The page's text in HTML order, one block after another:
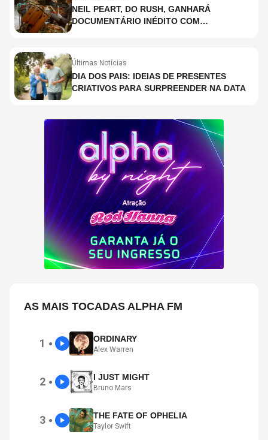
NEIL PEART, DO RUSH, GANHARÁ
DOCUMENTÁRIO INÉDITO COM
Últimas Notícias
DIA DOS PAIS: IDEIAS DE PRESENTES
CRIATIVOS PARA SURPREENDER NA DATA
AS MAIS TOCADAS ALPHA FM
1 ● ORDINARY
Alex Warren
2 ● I JUST MIGHT
Bruno Mars
3 ● THE FATE OF OPHELIA
Taylor Swift